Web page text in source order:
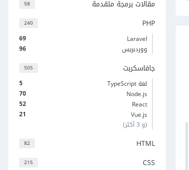
58 مقالات برمجة متقدمة
240 PHP
69
Laravel
96
ووردبريس
505 جافاسكربت
5
لغة TypeScript
70
Node.js
52
React
21
Vue.js
(و 3 أكثر)
82 HTML
215 CSS